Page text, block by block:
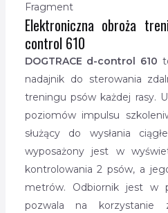
Fragment
Elektroniczna obroża
control 610
DOGTRACE d-control 610
nadajnik do sterowania
treningu psów każdej rasy.
poziomów impulsu
służący do wysłania
wyposażony jest w
kontrolowania 2 psów, a
metrów. Odbiornik jest w
pozwala na